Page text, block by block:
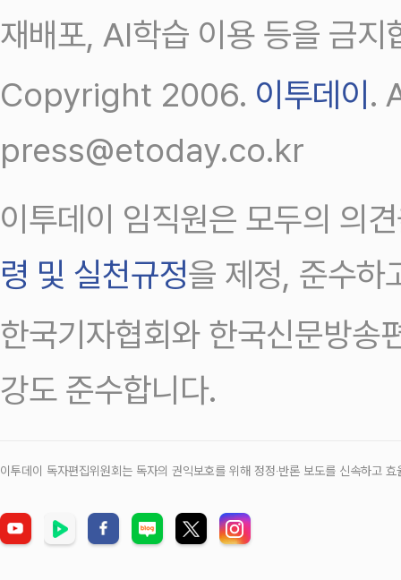
재배포, AI학습 이용 등을 금지
Copyright 2006. 이투데이.
press@etoday.co.kr
이투데이 임직원은 모두의 의
령 및 실천규정을 제정, 준수하
한국기자협회와 한국신문방송
강도 준수합니다.
이투데이 독자편집위원회는 독자의 권익보호를 위해 정정‧반론 보도를 신속하고